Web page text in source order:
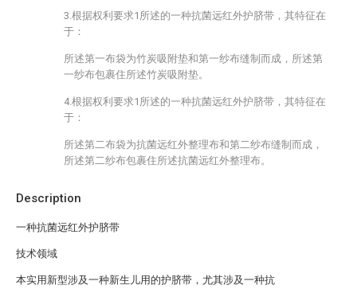
Description
一种抗菌远红外护脐带
技术领域
本实用新型涉及一种新生儿用的护脐带，尤其涉及一种抗
3.根据权利要求1所述的一种抗菌远红外护脐带，其特征在
于：
所述第一布袋为竹炭吸附垫和第一纱布缝制而成，所述第
一纱布包裹住所述竹炭吸附垫。
4.根据权利要求1所述的一种抗菌远红外护脐带，其特征在
于：
所述第二布袋为抗菌远红外整理布和第二纱布缝制而成，
所述第二纱布包裹住所述抗菌远红外整理布。